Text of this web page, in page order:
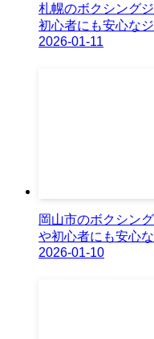
札幌のボクシング
初心者にも安心なジ
2026-01-11
岡山市のボクシン
や初心者にも安心
2026-01-10